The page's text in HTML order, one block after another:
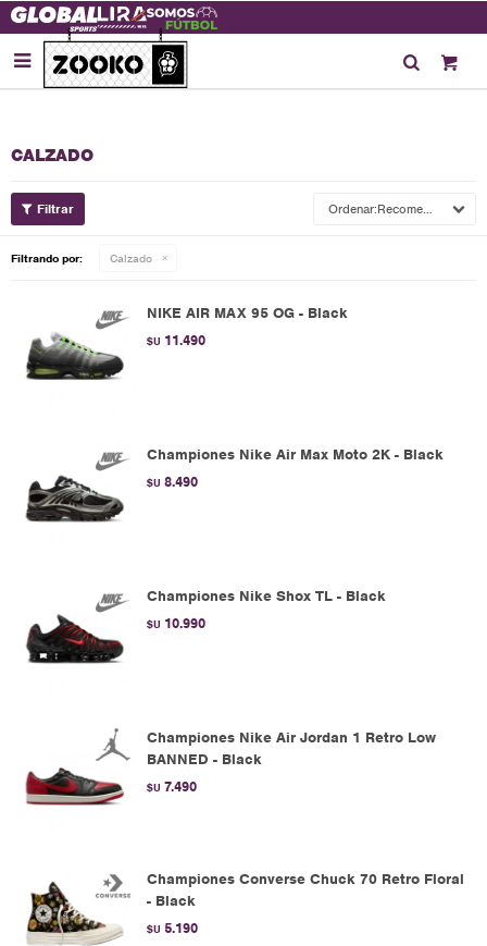

CALZADO
Recomendados
Filtrando por: Calzado
NIKE AIR MAX 95 OG - Black
$U 11.490
Championes Nike Air Max Moto 2K - Black
$U 8.490
Championes Nike Shox TL - Black
$U 10.990
Championes Nike Air Jordan 1 Retro Low
BANNED - Black
$U 7.490
Championes Converse Chuck 70 Retro Floral
- Black
$U 5.190